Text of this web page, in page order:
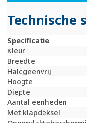
Technische
Specificatie
Kleur
Breedte
Halogeenvrij
Hoogte
Diepte
Aantal eenheden
Met klapdeksel